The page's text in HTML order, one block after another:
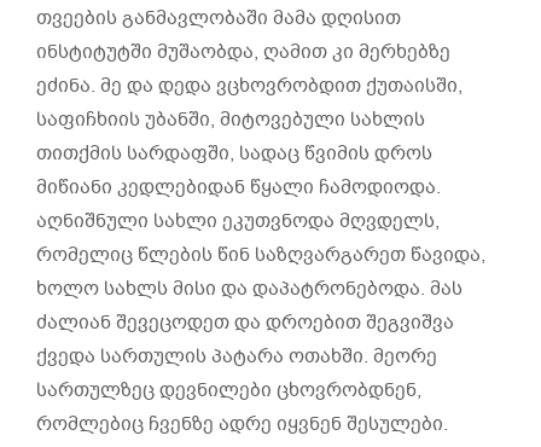
თვეების განმავლობაში მამა დღისით
ინსტიტუტში მუშაობდა, ღამით კი მერხებზე
ეძინა. მე და დედა ვცხოვრობდით ქუთაისში,
საფიჩხიის უბანში, მიტოვებული სახლის
თითქმის სარდაფში, სადაც წვიმის დროს
მიწიანი კედლებიდან წყალი ჩამოდიოდა.
აღნიშნული სახლი ეკუთვნოდა მღვდელს,
რომელიც წლების წინ საზღვარგარეთ წავიდა,
ხოლო სახლს მისი და დაპატრონებოდა. მას
ძალიან შევეცოდეთ და დროებით შეგვიშვა
ქვედა სართულის პატარა ოთახში. მეორე
სართულზეც დევნილები ცხოვრობდნენ,
რომლებიც ჩვენზე ადრე იყვნენ შესულები.